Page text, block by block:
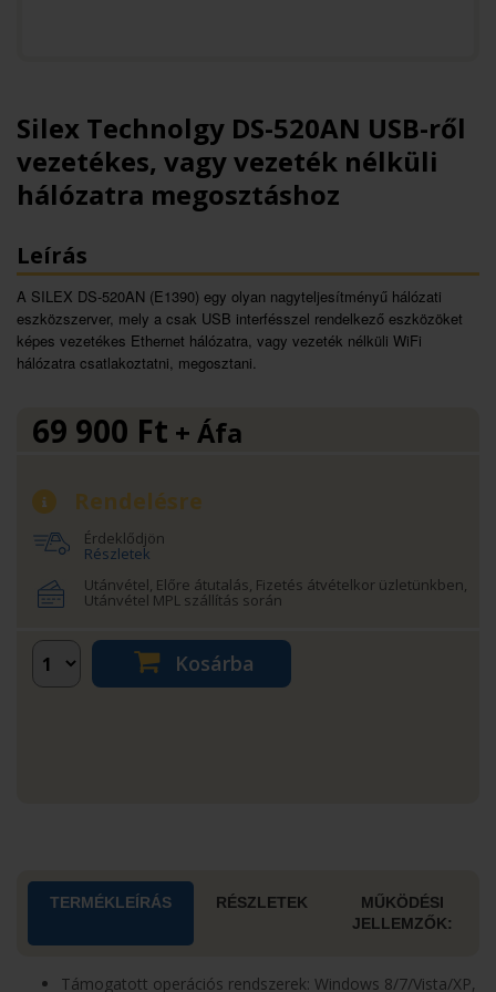
Silex Technolgy DS-520AN USB-ről
vezetékes, vagy vezeték nélküli
hálózatra megosztáshoz
Leírás
A SILEX DS-520AN (E1390) egy olyan nagyteljesítményű hálózati
eszközszerver, mely a csak USB interfésszel rendelkező eszközöket
képes vezetékes Ethernet hálózatra, vagy vezeték nélküli WiFi
hálózatra csatlakoztatni, megosztani.
69 900 Ft + Áfa
Rendelésre
Érdeklődjön
Részletek
Utánvétel, Előre átutalás, Fizetés átvételkor üzletünkben,
Utánvétel MPL szállítás során
Kosárba
TERMÉKLEÍRÁS RÉSZLETEK
MŰKÖDÉSI
JELLEMZŐK:
Támogatott operációs rendszerek: Windows 8/7/Vista/XP,